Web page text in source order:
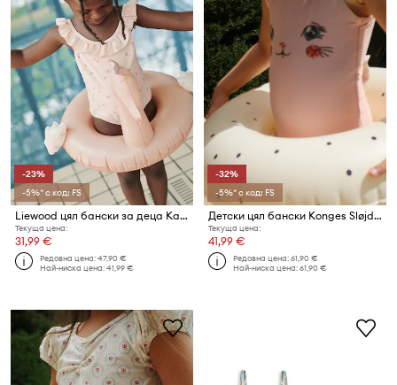
-23%
-5%* с код: FS
Liewood цял бански за деца Kallie Printed Swimsuit
Текуща цена:
31,99 €
Редовна цена:47,90 €
Най-ниска цена:41,99 €
-32%
-5%* с код: FS
Детски цял бански Konges Sløjd KITTY SWIMSUIT GRS
Текуща цена:
41,99 €
Редовна цена:61,90 €
Най-ниска цена:61,90 €